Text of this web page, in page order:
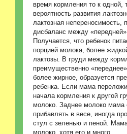
время кормления то к одной,
вероятность развития
лактозная непереносимость,
дисбаланс между
Получается, что ребенок
порцией молока, более
лактозы. В груди между
преимущественно
более жирное, образуется
ребенка. Если мама
начала кормления к другой
молоко. Заднее молоко
прибавлять в весе, иногда
стул с зеленью и пеной.
молоко, хотя его и много.